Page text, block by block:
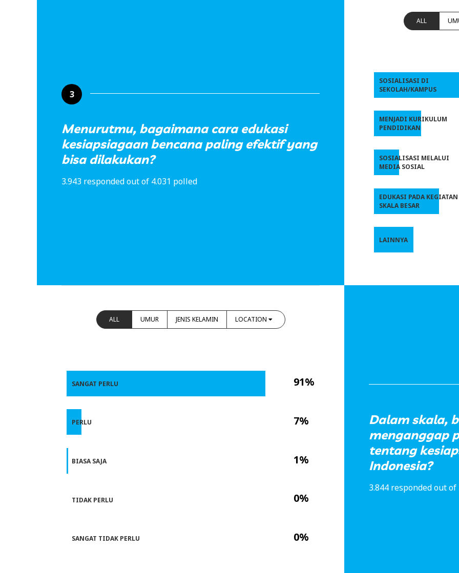
3
Menurutmu, bagaimana cara edukasi
kesiapsiagaan bencana paling efektif yang
bisa dilakukan?
3.943 responded out of 4.031 polled
ALL
SOSIALISASI DI
SEKOLAH/KAMPUS
MENJADI KURIKULUM
PENDIDIKAN
SOSIALISASI MELALUI
MEDIA SOSIAL
EDUKASI PADA KEGIATAN
SKALA BESAR
LAINNYA
Dalam skala,
menganggap
tentang
Indonesia?
3.844 responded out
ALL UMUR JENIS KELAMIN LOCATION
91%
7%
1%
0%
0%
SANGAT PERLU
PERLU
BIASA SAJA
TIDAK PERLU
SANGAT TIDAK PERLU